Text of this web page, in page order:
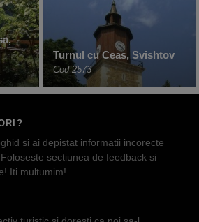
Turnul cu Ceas, Svishtov
Cod 2573
si ai depistat informatii incorecte
sectiunea de feedback si
Iti multumim!